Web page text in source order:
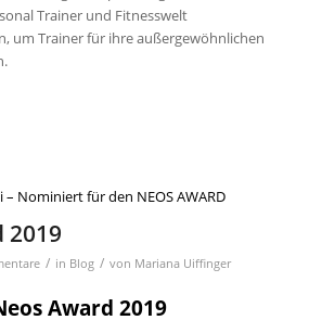
Trainer und Fitnesswelt
um Trainer für ihre außergewöhnlichen
2019
/ in Blog / von Mariana Uiffinger
Award 2019